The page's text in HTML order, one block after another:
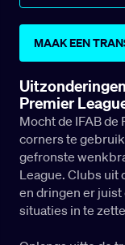
MAAK EEN
Premier
Mocht de IFAB de
corners te
gefronste
League. Clubs uit
en dringen er juist
situaties in te